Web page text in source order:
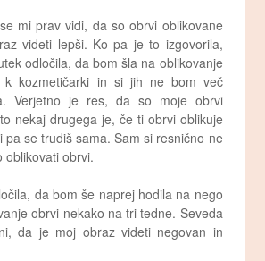
mi prav vidi, da so obrvi oblikovane
videti lepši. Ko pa je to izgovorila,
odločila, da bom šla na oblikovanje
k kozmetičarki in si jih ne bom več
Verjetno je res, da so moje obrvi
nekaj drugega je, če ti obrvi oblikuje
pa se trudiš sama. Sam si resnično ne
oblikovati obrvi.
da bom še naprej hodila na nego
obrvi nekako na tri tedne. Seveda
da je moj obraz videti negovan in